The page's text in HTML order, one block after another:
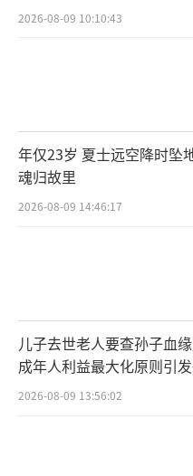
2026-08-09 10:10:43
年仅23岁 夏士远空降时坠
魂归故里
2026-08-09 14:46:17
儿子去世老人要查孙子血
成年人利益最大化原则引
2026-08-09 13:56:02